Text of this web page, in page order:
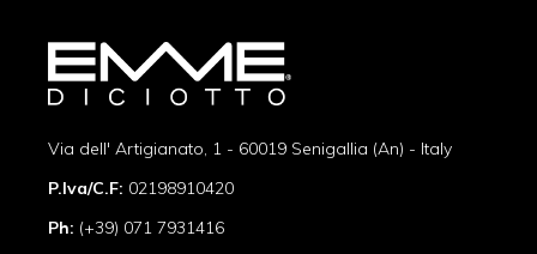
Via dell' Artigianato, 1 - 60019 Senigallia (An) - Italy
P.Iva/C.F: 02198910420
Ph: (+39) 071 7931416